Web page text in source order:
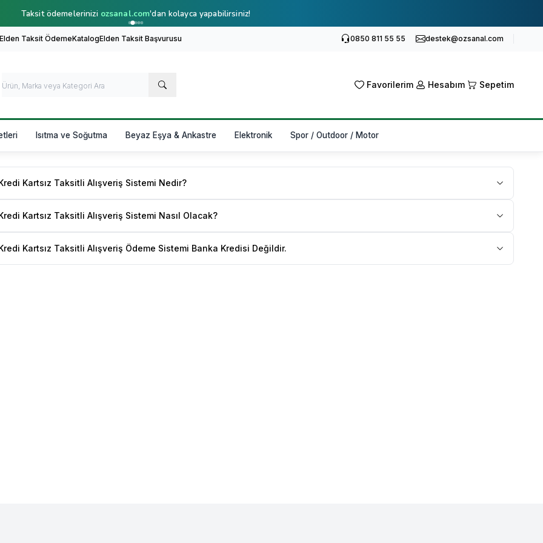
Taksit ödemelerinizi ozsanal.com'dan kolayca yapabilirsiniz!
Taksit ÖdemeKatalogElden Taksit Başvurusu 0850 811 55 55 destek@ozsanal.com
Favorilerim Hesabım Sepetim
Isıtma ve Soğutma Beyaz Eşya & Ankastre Elektronik Spor / Outdoor / Motor
Kartsız Taksitli Alışveriş Sistemi Nedir?
Kartsız Taksitli Alışveriş Sistemi Nasıl Olacak?
Kartsız Taksitli Alışveriş Ödeme Sistemi Banka Kredisi Değildir.